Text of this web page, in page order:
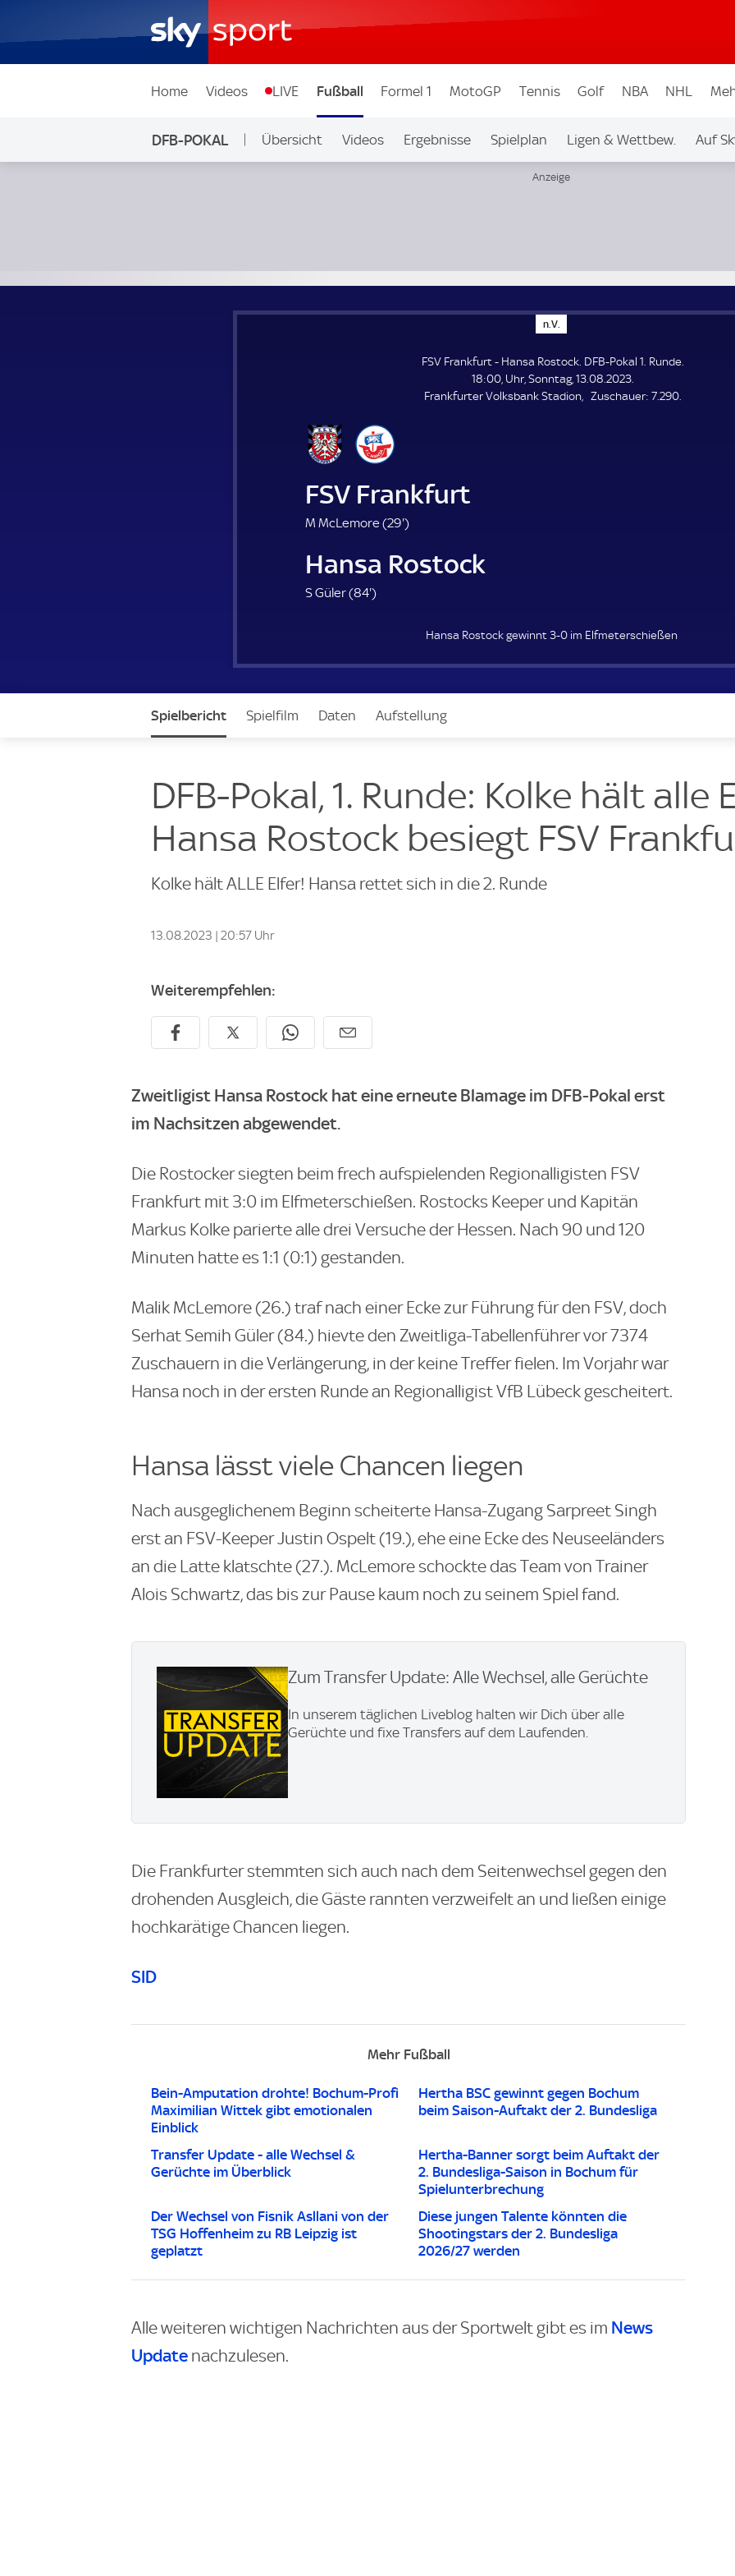
Home Videos LIVE Fußball Formel 1 MotoGP Tennis Golf NBA NHL
DFB-POKAL Übersicht Videos Ergebnisse Spielplan Ligen & Wettbew. Auf
n.V.
.
.
FSV Frankfurt - Hansa Rostock. DFB-Pokal 1. Runde.
18:00, Uhr, Sonntag, 13.08.2023.
Frankfurter Volksbank Stadion
Zuschauer: Z
7.290.
FSV Frankfurt
M McLemore (29'2
m
e
)
Hansa Rostock
S Güler (84'8
i
t
)
Hansa Rostock gewinnt 3-0 im Elfmeterschießen
Spielbericht Spielfilm Daten Aufstellung
DFB-Pokal, 1. Runde: Kolke hält alle
Hansa Rostock besiegt FSV
Kolke hält ALLE Elfer! Hansa rettet sich in die 2. Runde
13.08.2023 | 20:57 Uhr
Weiterempfehlen:
Zweitligist Hansa Rostock hat eine erneute Blamage im DFB-Pokal erst
im Nachsitzen abgewendet.
Die Rostocker siegten beim frech aufspielenden Regionalligisten FSV
Frankfurt mit 3:0 im Elfmeterschießen. Rostocks Keeper und Kapitän
Markus Kolke parierte alle drei Versuche der Hessen. Nach 90 und 120
Minuten hatte es 1:1 (0:1) gestanden.
Malik McLemore (26.) traf nach einer Ecke zur Führung für den FSV, doch
Serhat Semih Güler (84.) hievte den Zweitliga-Tabellenführer vor 7374
Zuschauern in die Verlängerung, in der keine Treffer fielen. Im Vorjahr war
Hansa noch in der ersten Runde an Regionalligist VfB Lübeck gescheitert.
Hansa lässt viele Chancen liegen
Nach ausgeglichenem Beginn scheiterte Hansa-Zugang Sarpreet Singh
erst an FSV-Keeper Justin Ospelt (19.), ehe eine Ecke des Neuseeländers
an die Latte klatschte (27.). McLemore schockte das Team von Trainer
Alois Schwartz, das bis zur Pause kaum noch zu seinem Spiel fand.
Zum Transfer Update: Alle Wechsel, alle Gerüchte
In unserem täglichen Liveblog halten wir Dich über alle
Gerüchte und fixe Transfers auf dem Laufenden.
Die Frankfurter stemmten sich auch nach dem Seitenwechsel gegen den
drohenden Ausgleich, die Gäste rannten verzweifelt an und ließen einige
hochkarätige Chancen liegen.
SID
Mehr Fußball
Bein-Amputation drohte! Bochum-Profi
Maximilian Wittek gibt emotionalen
Einblick
Hertha BSC gewinnt gegen Bochum
beim Saison-Auftakt der 2. Bundesliga
Transfer Update - alle Wechsel &
Gerüchte im Überblick
Hertha-Banner sorgt beim Auftakt der
2. Bundesliga-Saison in Bochum für
Spielunterbrechung
Der Wechsel von Fisnik Asllani von der
TSG Hoffenheim zu RB Leipzig ist
geplatzt
Diese jungen Talente könnten die
Shootingstars der 2. Bundesliga
2026/27 werden
Alle weiteren wichtigen Nachrichten aus der Sportwelt gibt es im News
Update nachzulesen.